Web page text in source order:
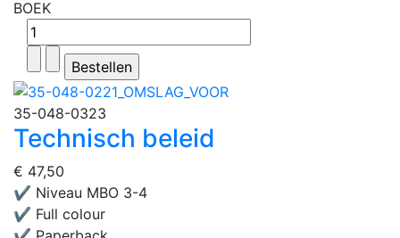
BOEK
35-048-0323
Technisch beleid
€ 47,50
✔ Niveau MBO 3-4
✔ Full colour